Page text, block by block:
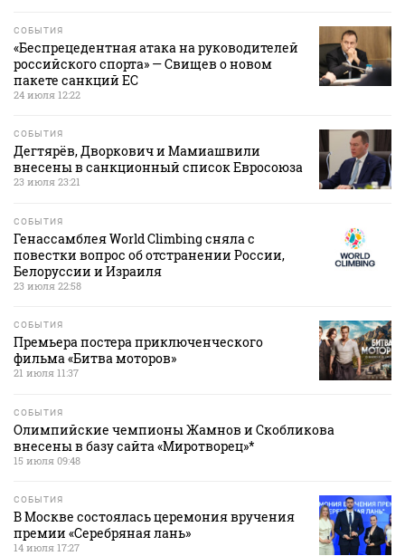
СОБЫТИЯ
«Беспрецедентная атака на руководителей
российского спорта» — Свищев о новом
пакете санкций ЕС
24 июля 12:22
СОБЫТИЯ
Дегтярёв, Дворкович и Мамиашвили
внесены в санкционный список Евросоюза
23 июля 23:21
СОБЫТИЯ
Генассамблея World Climbing сняла с
повестки вопрос об отстранении России,
Белоруссии и Израиля
23 июля 22:58
СОБЫТИЯ
Премьера постера приключенческого
фильма «Битва моторов»
21 июля 11:37
СОБЫТИЯ
Олимпийские чемпионы Жамнов и Скобликова
внесены в базу сайта «Миротворец»*
15 июля 09:48
СОБЫТИЯ
В Москве состоялась церемония вручения
премии «Серебряная лань»
14 июля 17:27